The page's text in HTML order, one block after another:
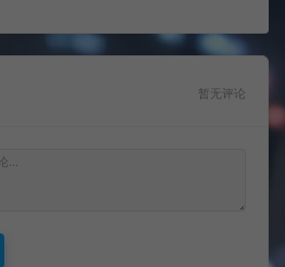
暂无评论